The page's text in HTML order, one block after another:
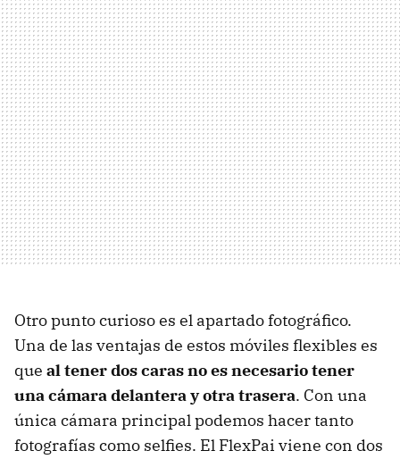
Otro punto curioso es el apartado fotográfico.
Una de las ventajas de estos móviles flexibles es
que al tener dos caras no es necesario tener
una cámara delantera y otra trasera. Con una
única cámara principal podemos hacer tanto
fotografías como selfies. El FlexPai viene con dos